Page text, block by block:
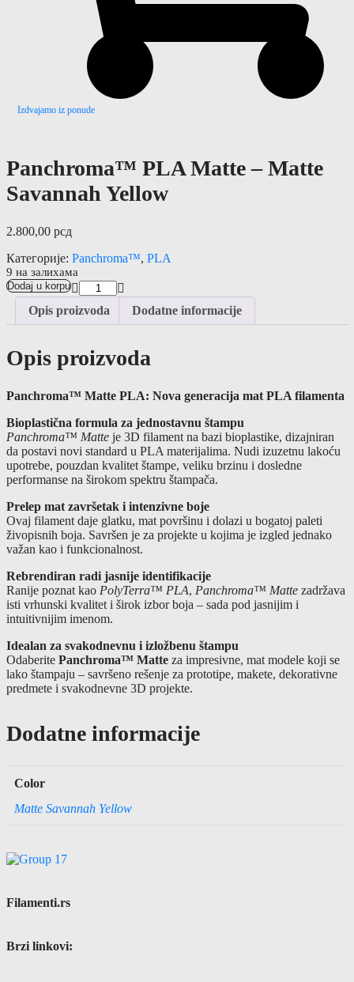
Izdvajamo iz ponude
Panchroma™ PLA Matte – Matte
Savannah Yellow
2.800,00 рсд
Категорије: Panchroma™, PLA
9 на залихама
Dodaj u korpu
Opis proizvoda Dodatne informacije
Opis proizvoda
Panchroma™ Matte PLA: Nova generacija mat PLA filamenta
Bioplastična formula za jednostavnu štampu
Panchroma™ Matte je 3D filament na bazi bioplastike, dizajniran
da postavi novi standard u PLA materijalima. Nudi izuzetnu lakoću
upotrebe, pouzdan kvalitet štampe, veliku brzinu i dosledne
performanse na širokom spektru štampača.
Prelep mat završetak i intenzivne boje
Ovaj filament daje glatku, mat površinu i dolazi u bogatoj paleti
živopisnih boja. Savršen je za projekte u kojima je izgled jednako
važan kao i funkcionalnost.
Rebrendiran radi jasnije identifikacije
Ranije poznat kao PolyTerra™ PLA, Panchroma™ Matte zadržava
isti vrhunski kvalitet i širok izbor boja – sada pod jasnijim i
intuitivnijim imenom.
Idealan za svakodnevnu i izložbenu štampu
Odaberite Panchroma™ Matte za impresivne, mat modele koji se
lako štampaju – savršeno rešenje za prototipe, makete, dekorativne
predmete i svakodnevne 3D projekte.
Dodatne informacije
Color
Matte Savannah Yellow
Filamenti.rs
Brzi linkovi: